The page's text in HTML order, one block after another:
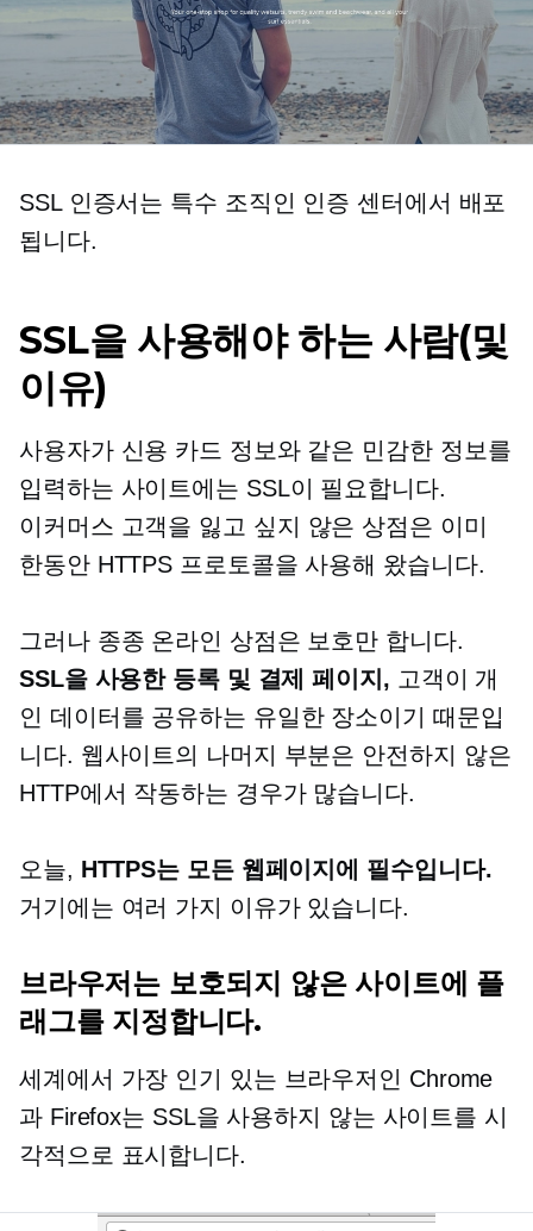
SSL 인증서는 특수 조직인 인증 센터에서 배포
됩니다.
SSL을 사용해야 하는 사람(및
이유)
사용자가 신용 카드 정보와 같은 민감한 정보를
입력하는 사이트에는 SSL이 필요합니다.
이커머스 고객을 잃고 싶지 않은 상점은 이미
한동안 HTTPS 프로토콜을 사용해 왔습니다.
그러나 종종 온라인 상점은 보호만 합니다.
SSL을 사용한 등록 및 결제 페이지, 고객이 개
인 데이터를 공유하는 유일한 장소이기 때문입
니다. 웹사이트의 나머지 부분은 안전하지 않은
HTTP에서 작동하는 경우가 많습니다.
오늘, HTTPS는 모든 웹페이지에 필수입니다.
거기에는 여러 가지 이유가 있습니다.
브라우저는 보호되지 않은 사이트에 플
래그를 지정합니다.
세계에서 가장 인기 있는 브라우저인 Chrome
과 Firefox는 SSL을 사용하지 않는 사이트를 시
각적으로 표시합니다.